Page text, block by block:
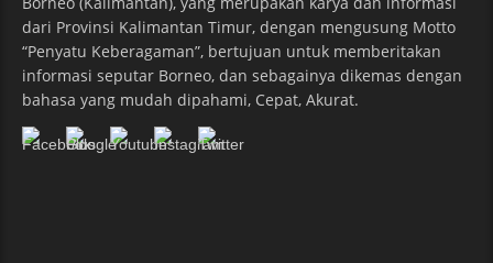
dari Provinsi Kalimantan Timur, dengan mengusung Motto
“Penyatu Keberagaman”, bertujuan untuk memberitakan
informasi seputar Borneo, dan sebagainya dikemas dengan
bahasa yang mudah dipahami, Cepat, Akurat.